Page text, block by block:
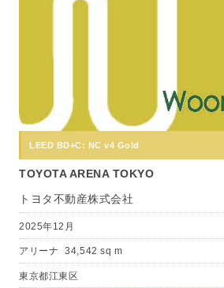
LEED BD+C: NC v4 Gold
TOYOTA ARENA TOKYO
トヨタ不動産株式会社
2025年12月
アリーナ 34,542 sq m
東京都江東区